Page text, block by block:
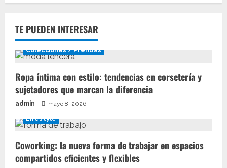
TE PUEDEN INTERESAR
Colecciones / Prendas
Ropa íntima con estilo: tendencias en corsetería y
sujetadores que marcan la diferencia
admin mayo 8, 2026
Lifestyle
Coworking: la nueva forma de trabajar en espacios
compartidos eficientes y flexibles